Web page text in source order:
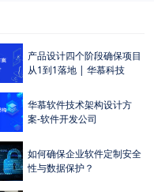
产品设计四个阶段确保项目
从1到1落地 | 华慕科技
华慕软件技术架构设计方
案-软件开发公司
如何确保企业软件定制安全
性与数据保护？